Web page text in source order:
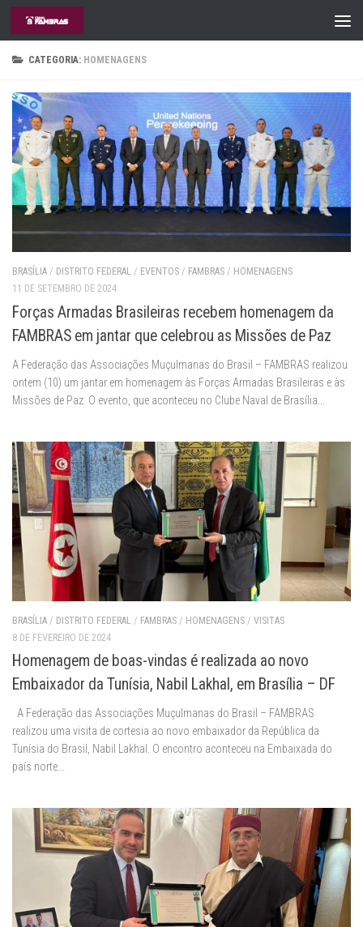
Skip to content
CATEGORIA: HOMENAGENS
BRASÍLIA / DISTRITO FEDERAL / EVENTOS / FAMBRAS / HOMENAGENS
11 DE SETEMBRO DE 2024
Forças Armadas Brasileiras recebem homenagem da
FAMBRAS em jantar que celebrou as Missões de Paz
A Federação das Associações Muçulmanas do Brasil – FAMBRAS realizou
ontem (10) um jantar em homenagem às Forças Armadas Brasileiras e às
Missões de Paz. O evento, que aconteceu no Clube Naval de Brasília...
BRASÍLIA / DISTRITO FEDERAL / FAMBRAS / HOMENAGENS / VISITAS
8 DE FEVEREIRO DE 2024
Homenagem de boas-vindas é realizada ao novo
Embaixador da Tunísia, Nabil Lakhal, em Brasília – DF
A Federação das Associações Muçulmanas do Brasil – FAMBRAS
realizou uma visita de cortesia ao novo embaixador da República da
Tunísia do Brasil, Nabil Lakhal. O encontro aconteceu na Embaixada do
país norte...